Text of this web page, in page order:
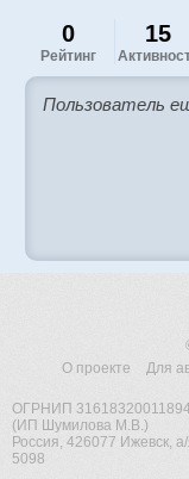
0
Рейтинг
15
Пользователь
О проекте
Для
ОГРНИП
(ИП Шумилова М.В.)
Россия, 426077 Ижевск,
5098